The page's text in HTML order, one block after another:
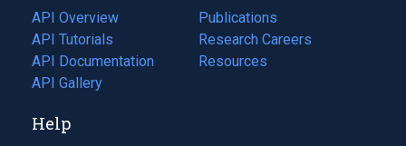
tab)
API Overview
API Tutorials
API Documentation
(opens
in
new
API Gallery
Publications
(opens
in
a
Research Careers
(opens
in
Resources
(opens
Help